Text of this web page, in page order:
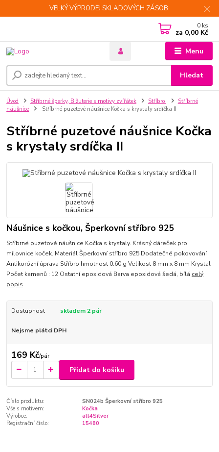
VELKÝ VÝPRODEJ SKLADOVÝCH ZÁSOB.
Menu
Hledat
0 ks
za 0,00 Kč
Úvod Stříbrné šperky, Bižuterie s motivy zvířátek Stříbro
Stříbrné
náušnice
Stříbrné puzetové náušnice Kočka s krystaly srdíčka II
Stříbrné puzetové náušnice Kočka
s krystaly srdíčka II
Náušnice s kočkou, Šperkovní stříbro 925
Stříbrné puzetové náušnice Kočka s krystaly. Krásný dáreček pro
milovnice koček. Materiál Šperkovní stříbro 925 Dodatečné pokovování
Antikorózní úprava Stříbro hmotnost 0.60 g Velikost 8 mm x 8 mm Krystal
Počet kamenů : 12 Ostatní epoxidová Barva epoxidová šedá, bílá celý
popis
Dostupnost skladem 2 pár
Nejsme plátci DPH
169 Kč/pár
Přidat do košíku
Číslo produktu:
SN024b Šperkovní stříbro 925
Vše s motivem:
Kočka
Výrobce:
all4Silver
Registrační číslo:
15480